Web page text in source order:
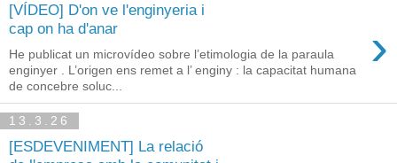
[VÍDEO] D'on ve l'enginyeria i
cap on ha d'anar
›
He publicat un microvídeo sobre l’etimologia de la paraula
enginyer . L’origen ens remet a l’ enginy : la capacitat humana
de concebre soluc...
13.3.26
[ESDEVENIMENT] La relació